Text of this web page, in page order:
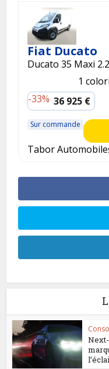
Fiat Ducato
Ducato 35 Maxi
1 colori
-33% 36 925 €
Sur commande
Tabor
Conso